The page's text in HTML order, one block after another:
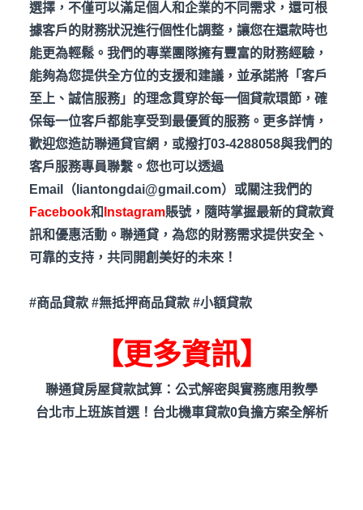
選擇，不僅可以滿足個人和企業的不同需求，還可根
據客戶的財務狀況進行個性化調整，讓您在還款時也
能更為輕鬆。我們的專業團隊擁有豐富的財務經驗，
能夠為您提供全方位的支援和建議，並承諾將「客戶
至上、誠信服務」的理念貫穿於每一個貸款環節，確
保每一位客戶都能享受到最優質的服務。更多詳情，
歡迎您造訪聯通貸官網，或撥打03-4288058與我們的
客戶服務專員聯繫。您也可以透過
Email
（liantongdai@gmail.com）或關注我們的
Facebook和 Instagram賬號，隨時掌握最新的貸款資
訊和優惠活動。聯通貸，為您的財務需求提供安全、
可靠的支持，共同開創美好的未來！
#商品貸款 #無抵押商品貸款 #小額貸款
【更多資訊】
聯通貸房屋貸款試算：公式解密與實務應用教學
台北市上班族首選！台北機車貸款0負擔方案全解析